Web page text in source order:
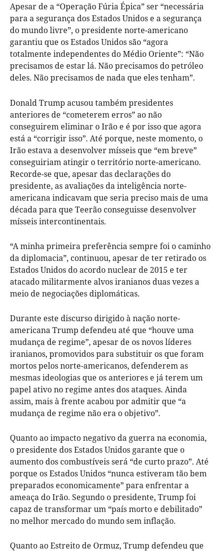
Apesar de a “Operação Fúria Épica” ser “necessária
para a segurança dos Estados Unidos e a segurança
do mundo livre”, o presidente norte-americano
garantiu que os Estados Unidos são “agora
totalmente independentes do Médio Oriente”: “Não
precisamos de estar lá. Não precisamos do petróleo
deles. Não precisamos de nada que eles tenham”.
Donald Trump acusou também presidentes
anteriores de “cometerem erros” ao não
conseguirem eliminar o Irão e é por isso que agora
está a “corrigir isso”. Até porque, neste momento, o
Irão estava a desenvolver mísseis que “em breve”
conseguiriam atingir o território norte-americano.
Recorde-se que, apesar das declarações do
presidente, as avaliações da inteligência norte-
americana indicavam que seria preciso mais de uma
década para que Teerão conseguisse desenvolver
mísseis intercontinentais.
“A minha primeira preferência sempre foi o caminho
da diplomacia”, continuou, apesar de ter retirado os
Estados Unidos do acordo nuclear de 2015 e ter
atacado militarmente alvos iranianos duas vezes a
meio de negociações diplomáticas.
Durante este discurso dirigido à nação norte-
americana Trump defendeu até que “houve uma
mudança de regime”, apesar de os novos líderes
iranianos, promovidos para substituir os que foram
mortos pelos norte-americanos, defenderem as
mesmas ideologias que os anteriores e já terem um
papel ativo no regime antes dos ataques. Ainda
assim, mais à frente acabou por admitir que “a
mudança de regime não era o objetivo”.
Quanto ao impacto negativo da guerra na economia,
o presidente dos Estados Unidos garante que o
aumento dos combustíveis será “de curto prazo”. Até
porque os Estados Unidos “nunca estiveram tão bem
preparados economicamente” para enfrentar a
ameaça do Irão. Segundo o presidente, Trump foi
capaz de transformar um “país morto e debilitado”
no melhor mercado do mundo sem inflação.
Quanto ao Estreito de Ormuz, Trump defendeu que